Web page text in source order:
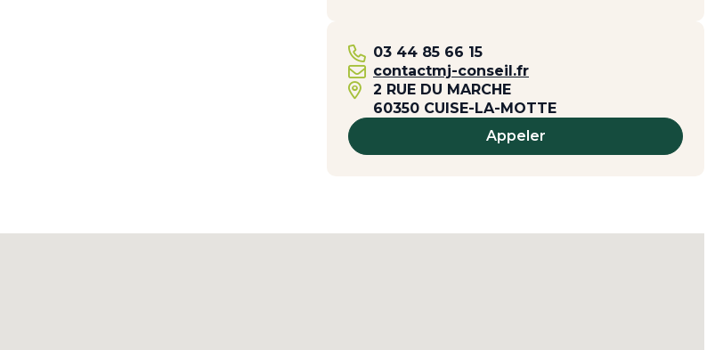
03 44 85 66 15
contactmj-conseil.fr
2 RUE DU MARCHE
60350 CUISE-LA-MOTTE
Appeler